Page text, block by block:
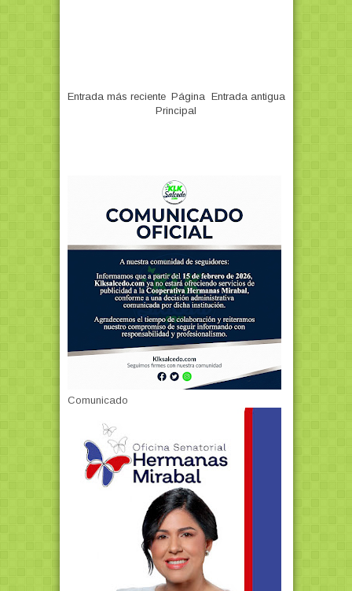
Entrada más reciente Entrada antigua
Página
Principal
Comunicado